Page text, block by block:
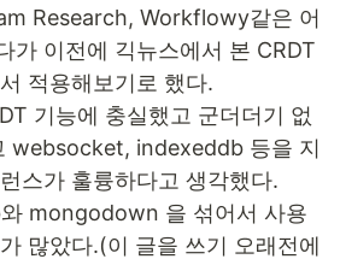
Research, Workflowy같은 어
가 이전에 긱뉴스에서 본 CRDT
적용해보기로 했다.
기능에 충실했고 군더더기 없
websocket, indexeddb 등을 지
스가 훌륭하다고 생각했다.
mongodown 을 섞어서 사용
많았다.(이 글을 쓰기 오래전에